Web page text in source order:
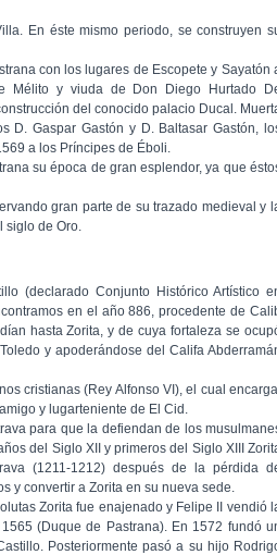
En éste mismo periodo, se construyen
con los lugares de Escopete y Sayatón
Mélito y viuda de Don Diego Hurtado
del conocido palacio Ducal.
D. Gaspar Gastón y D. Baltasar Gastón,
a los Príncipes de Éboli.
su época de gran esplendor, ya que
gran parte de su trazado medieval y
de Oro.
(declarado Conjunto Histórico Artístico
en el año 886, procedente de
hasta Zorita, y de cuya fortaleza se
y apoderándose del Califa
cristianas (Rey Alfonso VI), el cual encarga
y lugarteniente de El Cid.
para que la defiendan de los
del Siglo XII y primeros del Siglo XIII
(1211-1212) después de la pérdida
y convertir a Zorita en su nueva sede.
Zorita fue enajenado y Felipe II vendió
(Duque de Pastrana). En 1572 fundó
Posteriormente pasó a su hijo